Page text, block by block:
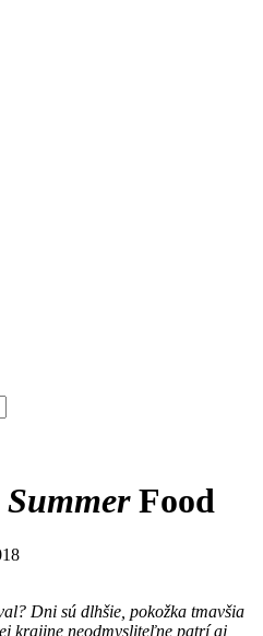
SummerFood
Dni sú dlhšie, pokožka tmavšia
krajine neodmysliteľne patrí aj